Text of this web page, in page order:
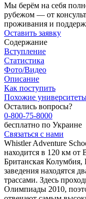
Мы берём на себя
рубежом — от
проживания и
Оставить заявку
Содержание
Вступление
Статистика
Фото/Видео
Описание
Как поступить
Похожие
Остались вопросы?
0-800-75-8000
бесплатно по Украине
Связаться с нами
Whistler Adventure
находится в 120 км от
Британская Колумбия,
заведения находятся
трассами. Здесь
Олимпиады 2010,